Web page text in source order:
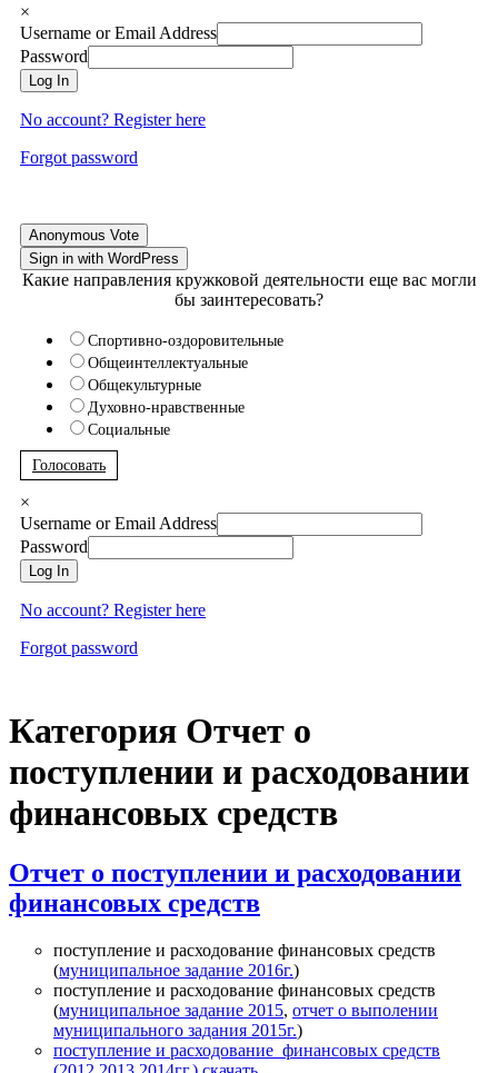
×
Username or Email Address
Password
Log In
No account? Register here
Forgot password
Anonymous Vote
Sign in with WordPress
Какие направления кружковой деятельности еще вас могли
бы заинтересовать?
Спортивно-оздоровительные
Общеинтеллектуальные
Общекультурные
Духовно-нравственные
Социальные
Голосовать
×
Username or Email Address
Password
Log In
No account? Register here
Forgot password
Категория Отчет о
поступлении и расходовании
финансовых средств
Отчет о поступлении и расходовании
финансовых средств
поступление и расходование финансовых средств
(муниципальное задание 2016г.)
поступление и расходование финансовых средств
(муниципальное задание 2015, отчет о выполении
муниципального задания 2015г.)
поступление и расходование финансовых средств